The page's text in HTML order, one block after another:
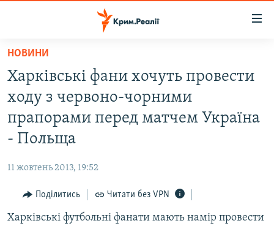
Перейти
основного
матеріалу
Перейти
до
основної
Перейти
пошуку
ВОДА.КРИМ
ВІДЕО ТА ФОТО
ПОЛІТИКА
ІНТЕРВ'Ю
ВСЕ ЗА ДЕНЬ
НОВИНИ
Харківські фани хочуть провести
ходу з червоно-чорними
прапорами перед матчем Україна
- Польща
11 жовтень 2013, 19:52
Поділитись Читати без VPN
Харківські футбольні фанати мають намір провести